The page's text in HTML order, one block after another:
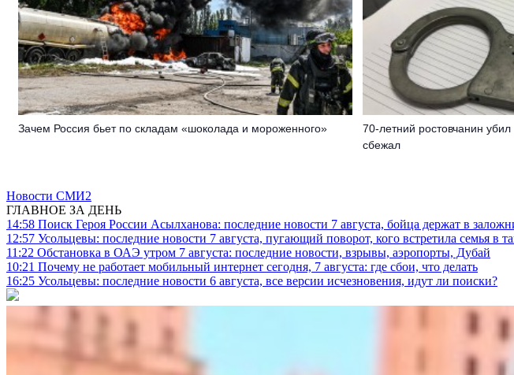
Зачем Россия бьет по складам «шоколада и мороженного»
70-летний ростовчанин
сбежал
Новости СМИ2
ГЛАВНОЕ ЗА ДЕНЬ
14:58 Поиск Героя России Асылханова: последние новости 7 августа, бойца держат в
12:57 Усольцевы: последние новости 7 августа, пугающий поворот, кого встретила семья в
11:22 Обстановка в ОАЭ утром 7 августа: последние новости, взрывы, аэропорты, Дубай
10:21 Почему не работает мобильный интернет сегодня, 7 августа: где сбои, что делать
16:25 Усольцевы: последние новости 6 августа, все версии исчезновения, идут ли поиски?